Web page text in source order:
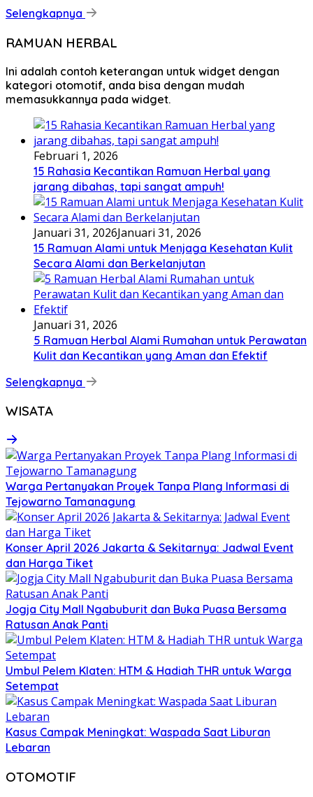
Selengkapnya
RAMUAN HERBAL
Ini adalah contoh keterangan untuk widget dengan
kategori otomotif, anda bisa dengan mudah
memasukkannya pada widget.
Februari 1, 2026
15 Rahasia Kecantikan Ramuan Herbal yang
jarang dibahas, tapi sangat ampuh!
Januari 31, 2026Januari 31, 2026
15 Ramuan Alami untuk Menjaga Kesehatan Kulit
Secara Alami dan Berkelanjutan
Januari 31, 2026
5 Ramuan Herbal Alami Rumahan untuk Perawatan
Kulit dan Kecantikan yang Aman dan Efektif
Selengkapnya
WISATA
Warga Pertanyakan Proyek Tanpa Plang Informasi di
Tejowarno Tamanagung
Konser April 2026 Jakarta & Sekitarnya: Jadwal Event
dan Harga Tiket
Jogja City Mall Ngabuburit dan Buka Puasa Bersama
Ratusan Anak Panti
Umbul Pelem Klaten: HTM & Hadiah THR untuk Warga
Setempat
Kasus Campak Meningkat: Waspada Saat Liburan
Lebaran
OTOMOTIF